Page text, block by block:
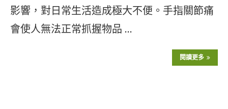
影響，對日常生活造成極大不便。手指關節痛
會使人無法正常抓握物品 …
閱讀更多